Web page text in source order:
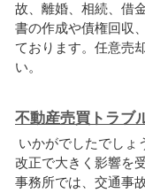
故、離婚、相続、借
書の作成や債権回収
ております。任意売
い。
不動産売買トラブ
いかがでしたでしょ
改正で大きく影響を
事務所では、交通事